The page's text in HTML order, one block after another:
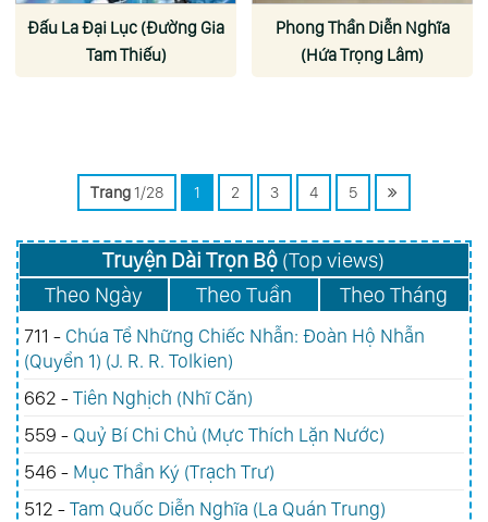
Đấu La Đại Lục (Đường Gia
Tam Thiếu)
Phong Thần Diễn Nghĩa
(Hứa Trọng Lâm)
Trang 1/28 1 2 3 4 5
Truyện Dài Trọn Bộ (Top views)
Theo Ngày
Theo Tuần Theo Tháng
711 - Chúa Tể Những Chiếc Nhẫn: Đoàn Hộ Nhẫn
(Quyển 1) (J. R. R. Tolkien)
662 -Tiên Nghịch (Nhĩ Căn)
559 - Quỷ Bí Chi Chủ (Mực Thích Lặn Nước)
546 - Mục Thần Ký (Trạch Trư)
512 -Tam Quốc Diễn Nghĩa (La Quán Trung)